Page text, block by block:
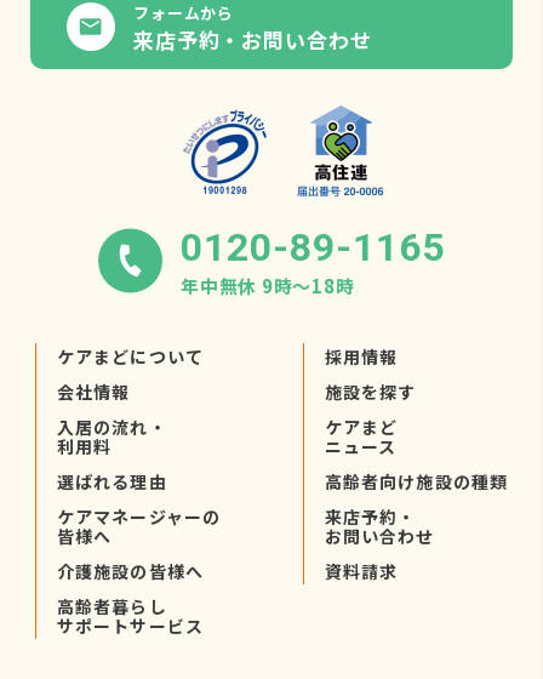
フォームから
来店予約・お問い合わせ
0120-89-1165
年中無休 9時〜18時
ケアまどについて
会社情報
入居の流れ・
利用料
選ばれる理由
ケアマネージャーの
皆様へ
介護施設の皆様へ
高齢者暮らし
サポートサービス
採用情報
施設を探す
ケアまど
ニュース
高齢者向け施設の種類
来店予約・
お問い合わせ
資料請求